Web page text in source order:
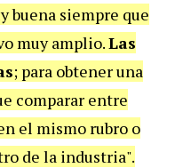
buena siempre que
muy amplio.Las
; para obtener una
comparar entre
el mismo rubro o
de la industria".